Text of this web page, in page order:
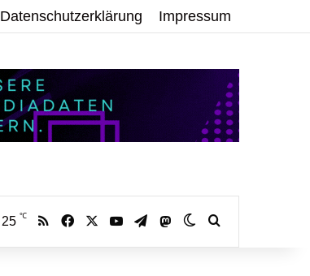
Datenschutzerklärung Impressum
25 ℃ RSS Facebook YouTubeTelegramMastodonSkin umschalten